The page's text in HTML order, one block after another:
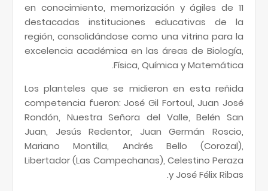
en conocimiento, memorización y ágiles de 11
destacadas instituciones educativas de la
región, consolidándose como una vitrina para la
excelencia académica en las áreas de Biología,
Física, Química y Matemática.
Los planteles que se midieron en esta reñida
competencia fueron: José Gil Fortoul, Juan José
Rondón, Nuestra Señora del Valle, Belén San
Juan, Jesús Redentor, Juan Germán Roscio,
Mariano Montilla, Andrés Bello (Corozal),
Libertador (Las Campechanas), Celestino Peraza
y José Félix Ribas.